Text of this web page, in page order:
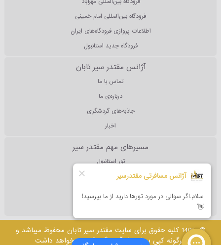
فرودگاه بین‌المللی امام خمینی
اطلاعات پروازی فرودگاه‌های ایران
فرودگاه جدید استانبول
آژانس مقتدر سیر تابان
تماس با ما
درباره‌ی ما
جاذبه‌های گردشگری
اخبار
مسیرهای مهم مقتدر سیر
تور استانبول
تور آنتالیا
1405 کلیه حقوق برای سایت مقتدر سیر تابان محفوظ میباشد و
هرگونه کپی برداری از آن پیگرد قانونی خواهد داشت